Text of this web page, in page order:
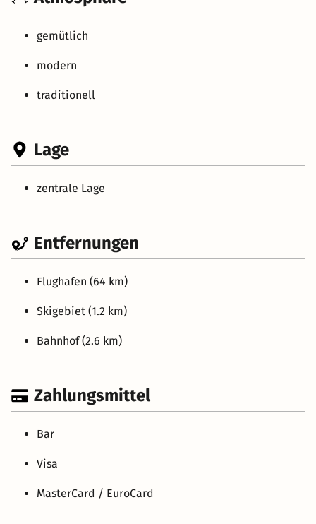
gemütlich
modern
traditionell
Lage
zentrale Lage
Entfernungen
Flughafen (64 km)
Skigebiet (1.2 km)
Bahnhof (2.6 km)
Zahlungsmittel
Bar
Visa
MasterCard / EuroCard